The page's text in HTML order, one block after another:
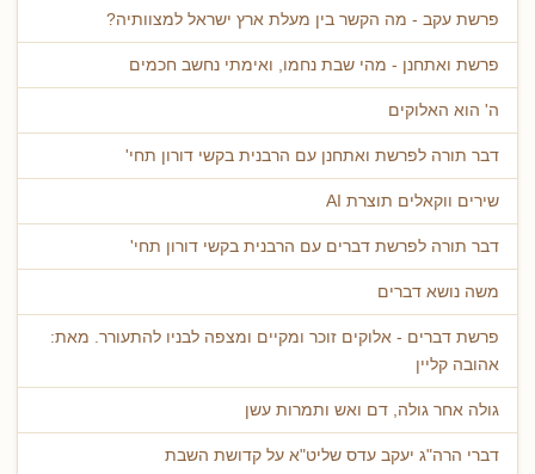
פרשת עקב - מה הקשר בין מעלת ארץ ישראל למצוותיה?
פרשת ואתחנן - מהי שבת נחמו, ואימתי נחשב חכמים
ה' הוא האלוקים
דבר תורה לפרשת ואתחנן עם הרבנית בקשי דורון תחי'
שירים ווקאלים תוצרת AI
דבר תורה לפרשת דברים עם הרבנית בקשי דורון תחי'
משה נושא דברים
פרשת דברים - אלוקים זוכר ומקיים ומצפה לבניו להתעורר. מאת:
אהובה קליין
גולה אחר גולה, דם ואש ותמרות עשן
דברי הרה"ג יעקב עדס שליט"א על קדושת השבת